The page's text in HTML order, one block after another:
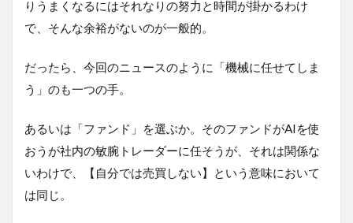
りうまくなるにはそれなりの努力と時間が掛かるわけ
で、そんな余裕がないのが一般的。
だったら、今回のニュースのように「機械に任せてしま
う」のも一つの手。
あるいは「ファンド」を選ぶか。そのファンドがAIを使
おうが社内の敏腕トレーダーに任そうが、それは関係な
いわけで、【自分では売買しない】という意味において
は同じ。